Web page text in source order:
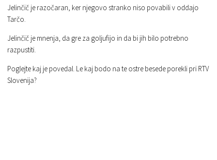
Jelinčič je razočaran, ker njegovo stranko niso povabili v oddajo
Tarčo.
Jelinčič je mnenja, da gre za goljufijo in da bi jih bilo potrebno
razpustiti.
Poglejte kaj je povedal. Le kaj bodo na te ostre besede porekli pri RTV
Slovenija?